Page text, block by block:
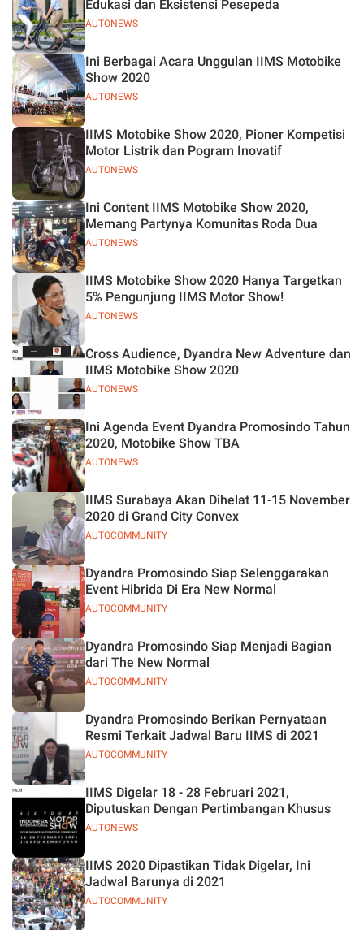
AUTONEWS
Edukasi dan Eksistensi Pesepeda
AUTONEWS
Ini Berbagai Acara Unggulan IIMS Motobike
Show 2020
AUTONEWS
IIMS Motobike Show 2020, Pioner Kompetisi
Motor Listrik dan Pogram Inovatif
AUTONEWS
Ini Content IIMS Motobike Show 2020,
Memang Partynya Komunitas Roda Dua
AUTONEWS
IIMS Motobike Show 2020 Hanya Targetkan
5% Pengunjung IIMS Motor Show!
AUTONEWS
Cross Audience, Dyandra New Adventure dan
IIMS Motobike Show 2020
AUTONEWS
Ini Agenda Event Dyandra Promosindo Tahun
2020, Motobike Show TBA
AUTOCOMMUNITY
IIMS Surabaya Akan Dihelat 11-15 November
2020 di Grand City Convex
AUTOCOMMUNITY
Dyandra Promosindo Siap Selenggarakan
Event Hibrida Di Era New Normal
AUTOCOMMUNITY
Dyandra Promosindo Siap Menjadi Bagian
dari The New Normal
AUTOCOMMUNITY
Dyandra Promosindo Berikan Pernyataan
Resmi Terkait Jadwal Baru IIMS di 2021
AUTONEWS
IIMS Digelar 18 - 28 Februari 2021,
Diputuskan Dengan Pertimbangan Khusus
AUTOCOMMUNITY
IIMS 2020 Dipastikan Tidak Digelar, Ini
Jadwal Barunya di 2021